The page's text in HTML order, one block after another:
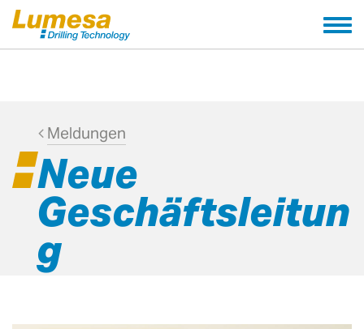
Meldungen
Neue
Geschäftsleitun
g